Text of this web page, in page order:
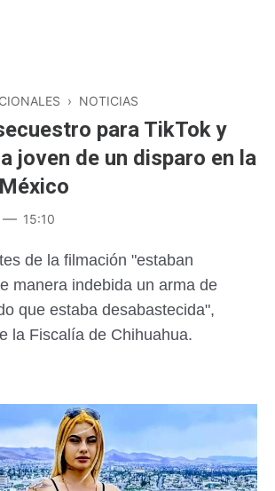
› NOTICIAS
para TikTok y
joven de un disparo en la
15:10
de la filmación "estaban
manera indebida un arma de
que estaba desabastecida",
la Fiscalía de Chihuahua.